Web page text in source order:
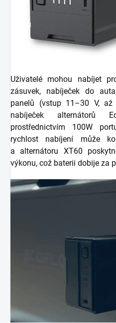
Uživatelé mohou nabíjet
zásuvek, nabíječek do
panelů (vstup 11–30 V, až
nabíječek alternátorů
prostřednictvím 100W
rychlost nabíjení může
a alternátoru XT60
výkonu, což baterii dobije za